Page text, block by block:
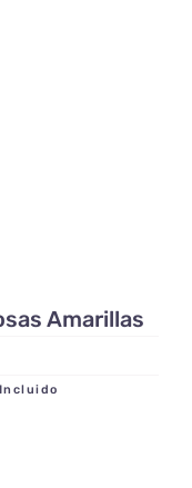
Amarillas
Incluido